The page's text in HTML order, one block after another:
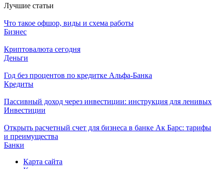
Лучшие статьи
Что такое офшор, виды и схема работы
Бизнес
Криптовалюта сегодня
Деньги
Год без процентов по кредитке Альфа-Банка
Кредиты
Пассивный доход через инвестиции: инструкция для ленивых
Инвестиции
Открыть расчетный счет для бизнеса в банке Ак Барс: тарифы
и преимущества
Банки
Карта сайта